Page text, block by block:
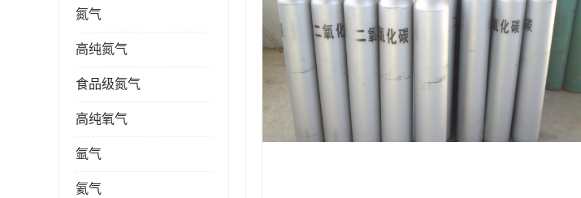
氮气
高纯氮气
食品级氮气
高纯氧气
氩气
氦气